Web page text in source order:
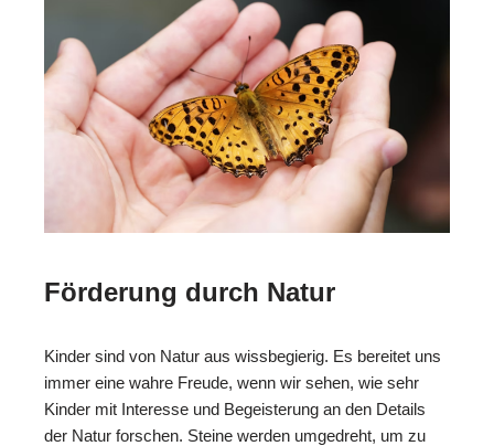
Förderung durch Natur
Kinder sind von Natur aus wissbegierig. Es bereitet uns
immer eine wahre Freude, wenn wir sehen, wie sehr
Kinder mit Interesse und Begeisterung an den Details
der Natur forschen. Steine werden umgedreht, um zu